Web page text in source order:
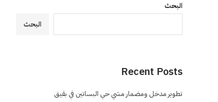
البحث
البحث
Recent Posts
تطوير مدخل ومضمار مشي حي البساتين في بقيق